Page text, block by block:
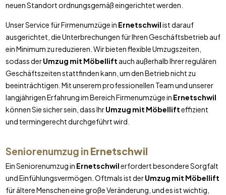
neuen Standort ordnungsgemäß eingerichtet werden.
Unser Service für Firmenumzüge in Ernetschwilist darauf
ausgerichtet, die Unterbrechungen für Ihren Geschäftsbetrieb auf
ein Minimum zu reduzieren. Wir bieten flexible Umzugszeiten,
sodass derUmzug mit Möbellift auch außerhalb Ihrer regulären
Geschäftszeiten stattfinden kann, um den Betrieb nicht zu
beeinträchtigen. Mit unserem professionellen Team und unserer
langjährigen Erfahrung im Bereich Firmenumzüge in Ernetschwil
können Sie sicher sein, dass IhrUmzug mit Möbellifteffizient
und termingerecht durchgeführt wird.
Seniorenumzug in Ernetschwil
Ein Seniorenumzug in Ernetschwilerfordert besondere Sorgfalt
und Einfühlungsvermögen. Oftmals ist derUmzug mit Möbellift
für ältere Menschen eine große Veränderung, und es ist wichtig,